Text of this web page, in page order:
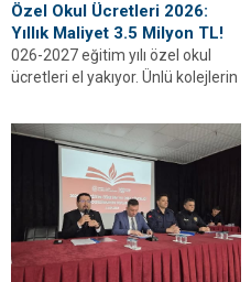
Özel Okul Ücretleri 2026:
Yıllık Maliyet 3.5 Milyon TL!
026-2027 eğitim yılı özel okul
ücretleri el yakıyor. Ünlü kolejlerin